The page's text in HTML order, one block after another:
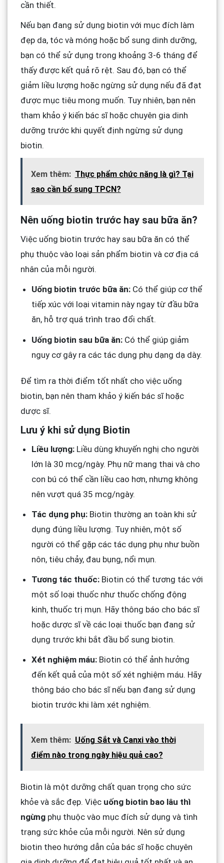
cần thiết.
Nếu bạn đang sử dụng biotin với mục đích làm
đẹp da, tóc và móng hoặc bổ sung dinh dưỡng,
bạn có thể sử dụng trong khoảng 3-6 tháng để
thấy được kết quả rõ rệt. Sau đó, bạn có thể
giảm liều lượng hoặc ngừng sử dụng nếu đã đạt
được mục tiêu mong muốn. Tuy nhiên, bạn nên
tham khảo ý kiến bác sĩ hoặc chuyên gia dinh
dưỡng trước khi quyết định ngừng sử dụng
biotin.
Xem thêm: Thực phẩm chức năng là gì? Tại
sao cần bổ sung TPCN?
Nên uống biotin trước hay sau bữa ăn?
Việc uống biotin trước hay sau bữa ăn có thể
phụ thuộc vào loại sản phẩm biotin và cơ địa cá
nhân của mỗi người.
Uống biotin trước bữa ăn:Có thể giúp cơ thể
tiếp xúc với loại vitamin này ngay từ đầu bữa
ăn, hỗ trợ quá trình trao đổi chất.
Uống biotin sau bữa ăn:Có thể giúp giảm
nguy cơ gây ra các tác dụng phụ dạng dạ dày.
Để tìm ra thời điểm tốt nhất cho việc uống
biotin, bạn nên tham khảo ý kiến bác sĩ hoặc
dược sĩ.
Lưu ý khi sử dụng Biotin
Liều lượng:Liều dùng khuyến nghị cho người
lớn là 30 mcg/ngày. Phụ nữ mang thai và cho
con bú có thể cần liều cao hơn, nhưng không
nên vượt quá 35 mcg/ngày.
Tác dụng phụ:Biotin thường an toàn khi sử
dụng đúng liều lượng. Tuy nhiên, một số
người có thể gặp các tác dụng phụ như buồn
nôn, tiêu chảy, đau bụng, nổi mụn.
Tương tác thuốc:Biotin có thể tương tác với
một số loại thuốc như thuốc chống động
kinh, thuốc trị mụn. Hãy thông báo cho bác sĩ
hoặc dược sĩ về các loại thuốc bạn đang sử
dụng trước khi bắt đầu bổ sung biotin.
Xét nghiệm máu:Biotin có thể ảnh hưởng
đến kết quả của một số xét nghiệm máu. Hãy
thông báo cho bác sĩ nếu bạn đang sử dụng
biotin trước khi làm xét nghiệm.
Xem thêm: Uống Sắt và Canxi vào thời
điểm nào trong ngày hiệu quả cao?
Biotin là một dưỡng chất quan trọng cho sức
khỏe và sắc đẹp. Việc uống biotin bao lâu thì
ngừngphụ thuộc vào mục đích sử dụng và tình
trạng sức khỏe của mỗi người. Nên sử dụng
biotin theo hướng dẫn của bác sĩ hoặc chuyên